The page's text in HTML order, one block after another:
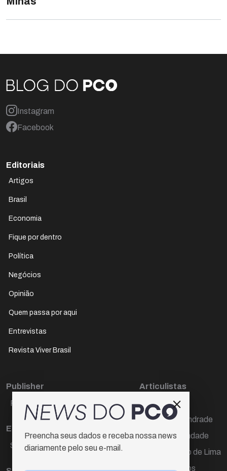
Instagram
Facebook
Editoriais
Artigos
Brasil
Economia
Fique por dentro
Política
Negócios
Opinião
Quem passa por aqui
Entrevistas
Revista Viver Brasil
Publisher
Paulo Cesar de Oliveira
Editora Chefe
Sueli Cotta
Articulistas
Décio Freire
Dr Marcos Andrade
Hamilton Trindade
Igor Carvalho de Lima
Mario Campos
Preencha seus dados e receba nossa news
diariamente pelo seu e-mail.